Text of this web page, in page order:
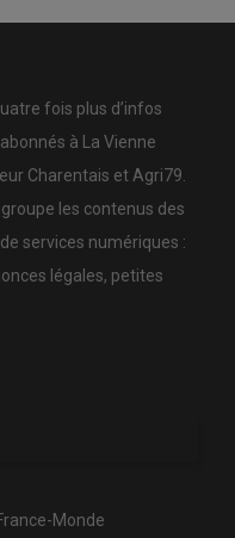
fois plus d’infos
à La Vienne
Charentais et Agri79.
les contenus des
services numériques :
légales, petites
Monde